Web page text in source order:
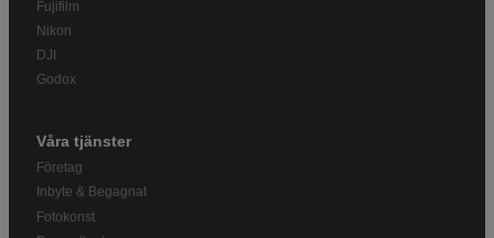
Fujifilm
Nikon
DJI
Godox
Våra tjänster
Företag
Inbyte & Begagnat
Fotokonst